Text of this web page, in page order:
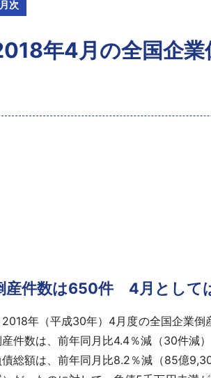
月次
年4月の全国企
産件数は650件 4月として
年（平成30年）4月度の全国企業倒
件数は、前年同月比4.4％減（30件減
債総額は、前年同月比8.2％減（85億